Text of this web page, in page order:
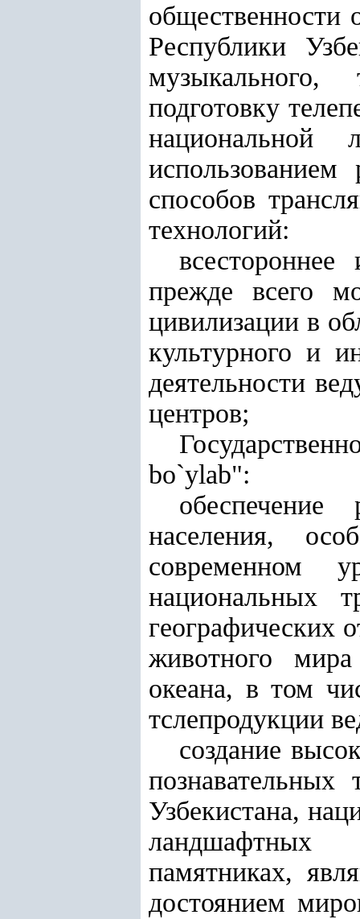
общественности
Республики
музыкального,
подготовку
способов
технологий:
прежде всего
цивилизации в
культурного и
деятельности
центров;
bo`ylab":
населения,
современном
национальных
географических
животного
океана, в том
тслепродукции
создание
Узбекистана,
ландшафтных
памятниках,
достоянием